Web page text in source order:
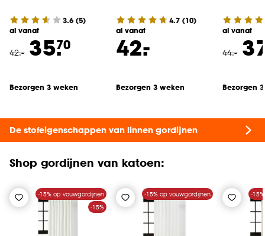
3.6 (5)
al vanaf
42.- 35.70
Bezorgen 3 weken
4.7 (10)
al vanaf
42.
-
Bezorgen 3 weken
al vanaf
44.-
Bezorgen
De stofeigenschappen van linnen gordijnen
Shop gordijnen van katoen:
-15% op vouwgordijnen
-15%
-15% op vouwgordijnen -